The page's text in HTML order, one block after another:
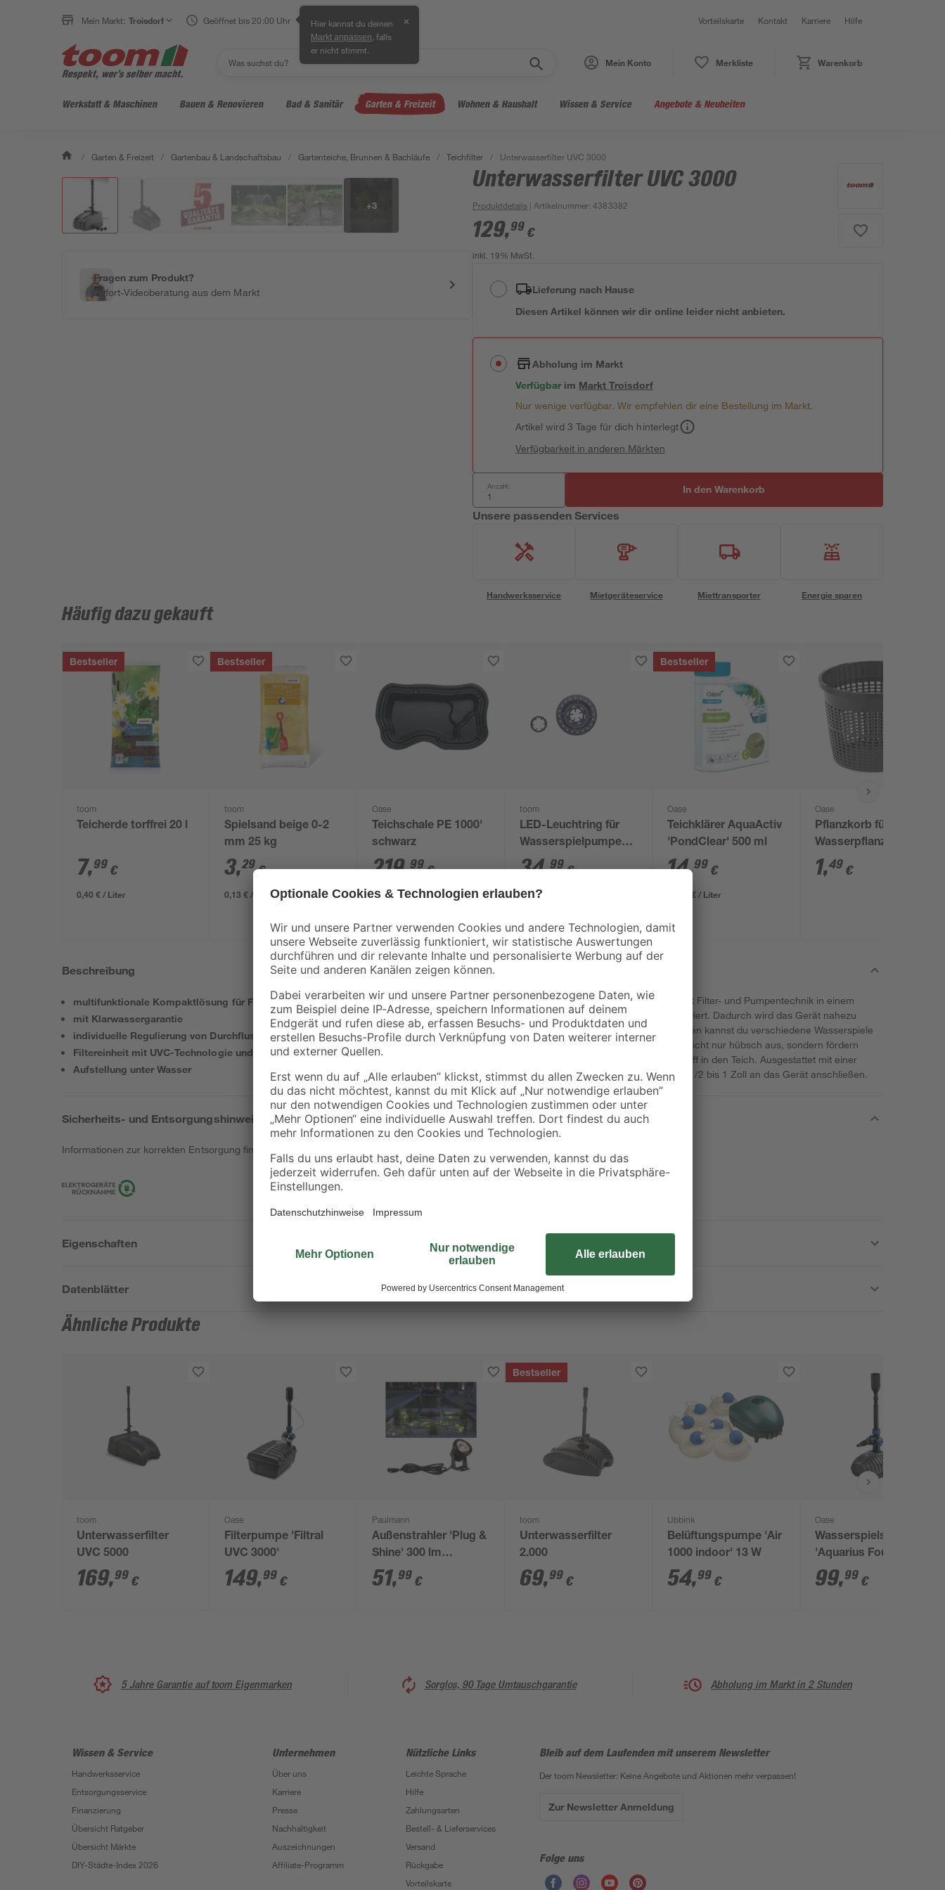
Mein Markt: Troisdorf Geöffnet bis 20:00 Uhr Hier kannst du deinen
Markt anpassen , falls
er nicht stimmt.
✕ Vorteilskarte Kontakt Karriere Hilfe
Mein Konto Merkliste Warenkorb
Werkstatt & Maschinen Bauen & Renovieren Bad & Sanitär Garten & Freizeit Wohnen & Haushalt Wissen & Service Angebote & Neuheiten
/ Garten & Freizeit / Gartenbau & Landschaftsbau / Gartenteiche, Brunnen & Bachläufe / Teichfilter / Unterwasserfilter UVC 3000
+3
Fragen zum Produkt?
Sofort-Videoberatung aus dem Markt
Unterwasserfilter UVC 3000
Produktdetails | Artikelnummer:4383382
129,99 €
inkl. 19% MwSt.
Lieferung nach Hause
Diesen Artikel können wir dir online leider nicht anbieten.
Abholung im Markt
Verfügbar im MarktTroisdorf
Nur wenige verfügbar. Wir empfehlen dir eine Bestellung im Markt.
Artikel wird 3 Tage für dich hinterlegt
Verfügbarkeit in anderen Märkten
Anzahl: In den Warenkorb
Unsere passenden Services
Handwerksservice Mietgeräteservice Miettransporter Energie sparen
Häufig dazu gekauft
Bestseller
toom
Teicherde torffrei 20 l
7,99 €
0,40 € / Liter
Bestseller
toom
Spielsand beige 0-2
mm 25 kg
3,29 €
0,13 € / Kilogramm
Oase
Teichschale PE 1000'
schwarz
219,99 €
toom
LED-Leuchtring für
Wasserspielpumpen,
mit Adapter
34,99 €
Bestseller
Oase
Teichklärer AquaActiv
'PondClear' 500 ml
14,99 €
29,98 € / Liter
Oase
Pflanzkorb für
Wasserpflanzen
Kunststoff Ø 13 cm
1,49 €
Beschreibung
multifunktionale Kompaktlösung für Fertigbecken und kleinere Teiche
mit Klarwassergarantie
individuelle Regulierung von Durchflussmenge und Fontänenhöhe
Filtereinheit mit UVC-Technologie und 4 Filtermaterialien
Aufstellung unter Wasser
Der toom Unterwasserfilter UVC 3000 kombiniert Filter- und Pumpentechnik in einem
System und wird direkt in kleineren Teichen platziert. Dadurch wird das Gerät nahezu
unsichtbar. Mit den passenden Fontänenaufsätzen kannst du verschiedene Wasserspiele
an das Teleskoprohr anschließen. Diese sehen nicht nur hübsch aus, sondern fördern
auch den Eintrag von lebenswichtigem Sauerstoff in den Teich. Ausgestattet mit einer
Stufenschlauchtülle lassen sich Schläuche von 1/2 bis 1 Zoll an das Gerät anschließen.
Sicherheits- und Entsorgungshinweise
Informationen zur korrekten Entsorgung findest du
Eigenschaften
Datenblätter
Ähnliche Produkte
toom
Unterwasserfilter
UVC 5000
169,99 €
Oase
Filterpumpe 'Filtral
UVC 3000'
149,99 €
Paulmann
Außenstrahler 'Plug &
Shine' 300 lm
warmweiß IP 68 Ø 7,2
x 11 cm
51,99 €
Bestseller
toom
Unterwasserfilter
2.000
69,99 €
Ubbink
Belüftungspumpe 'Air
1000 indoor' 13 W
54,99 €
Oase
Wasserspielset
'Aquarius Fountain
Set Classic 4000 E'
4000 l/h
99,99 €
5 Jahre Garantie auf toom Eigenmarken Sorglos, 90 Tage Umtauschgarantie Abholung im Markt in 2 Stunden
Wissen & Service
Handwerksservice
Entsorgungsservice
Finanzierung
Übersicht Ratgeber
Übersicht Märkte
DIY-Städte-Index 2026
Unternehmen
Über uns
Karriere
Presse
Nachhaltigkeit
Auszeichnungen
Affiliate-Programm
Nützliche Links
Leichte Sprache
Hilfe
Zahlungsarten
Bestell- & Lieferservices
Versand
Rückgabe
Vorteilskarte
Bleib auf dem Laufenden mit unserem Newsletter
Der toom Newsletter: Keine Angebote und Aktionen mehr verpassen!
Zur Newsletter Anmeldung
Folge uns